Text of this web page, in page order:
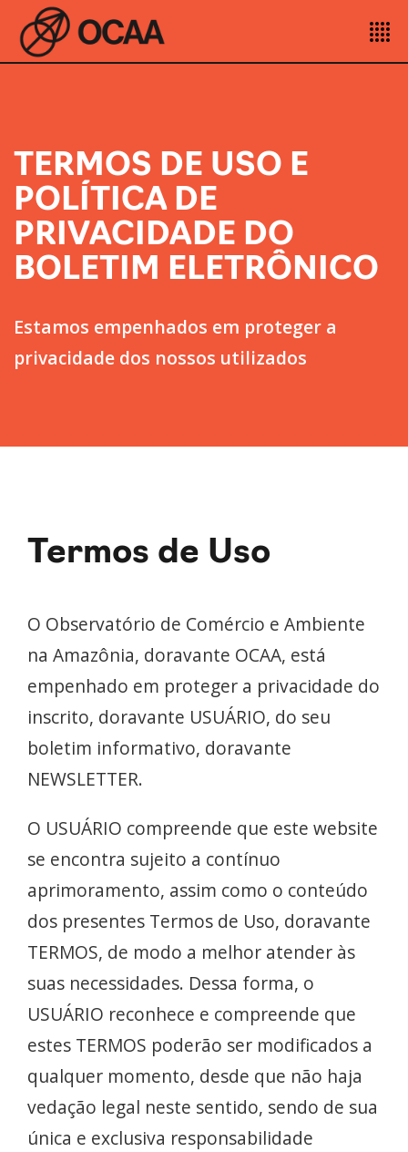
TERMOS DE USO E
POLÍTICA DE
PRIVACIDADE DO
BOLETIM ELETRÔNICO
Estamos empenhados em proteger a
privacidade dos nossos utilizados
Termos de Uso
O Observatório de Comércio e Ambiente
na Amazônia, doravante OCAA, está
empenhado em proteger a privacidade do
inscrito, doravante USUÁRIO, do seu
boletim informativo, doravante
NEWSLETTER.
O USUÁRIO compreende que este website
se encontra sujeito a contínuo
aprimoramento, assim como o conteúdo
dos presentes Termos de Uso, doravante
TERMOS, de modo a melhor atender às
suas necessidades. Dessa forma, o
USUÁRIO reconhece e compreende que
estes TERMOS poderão ser modificados a
qualquer momento, desde que não haja
vedação legal neste sentido, sendo de sua
única e exclusiva responsabilidade